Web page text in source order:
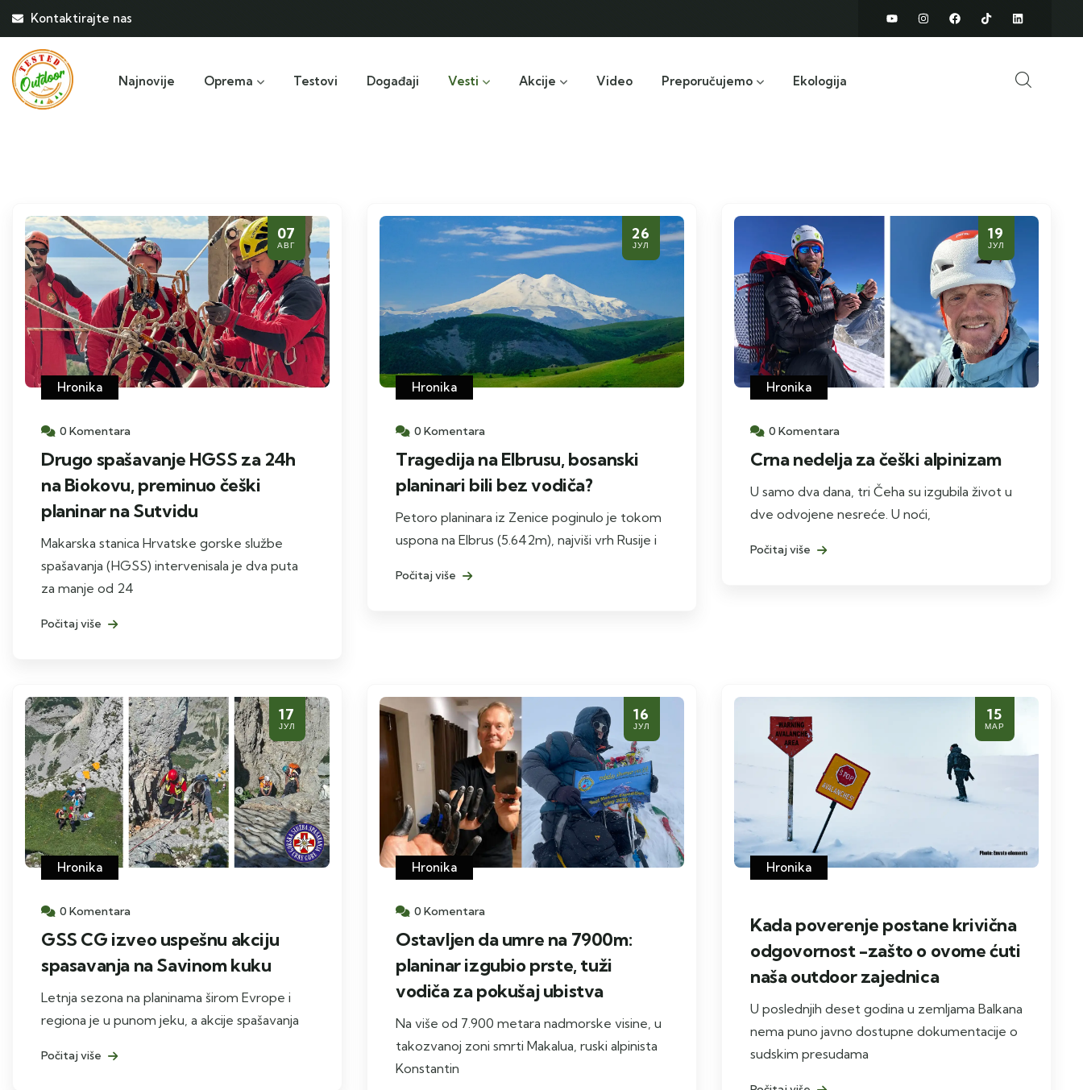
Kontaktirajte nas
Najnovije Oprema Testovi Događaji Vesti Akcije Video Preporučujemo Ekologija
07
АВГ
Hronika
0 Komentara
Drugo spašavanje HGSS za 24h
na Biokovu, preminuo češki
planinar na Sutvidu
Makarska stanica Hrvatske gorske službe
spašavanja (HGSS) intervenisala je dva puta
za manje od 24
Počitaj više
26
ЈУЛ
Hronika
0 Komentara
Tragedija na Elbrusu, bosanski
planinari bili bez vodiča?
Petoro planinara iz Zenice poginulo je tokom
uspona na Elbrus (5.642m), najviši vrh Rusije i
Počitaj više
19
ЈУЛ
Hronika
0 Komentara
Crna nedelja za češki alpinizam
U samo dva dana, tri Čeha su izgubila život u
dve odvojene nesreće. U noći,
Počitaj više
17
ЈУЛ
Hronika
0 Komentara
GSS CG izveo uspešnu akciju
spasavanja na Savinom kuku
Letnja sezona na planinama širom Evrope i
regiona je u punom jeku, a akcije spašavanja
Počitaj više
16
ЈУЛ
Hronika
0 Komentara
Ostavljen da umre na 7900m:
planinar izgubio prste, tuži
vodiča za pokušaj ubistva
Na više od 7.900 metara nadmorske visine, u
takozvanoj zoni smrti Makalua, ruski alpinista
Konstantin
15
МАР
Hronika
Kada poverenje postane krivična
odgovornost -zašto o ovome ćuti
naša outdoor zajednica
U poslednjih deset godina u zemljama Balkana
nema puno javno dostupne dokumentacije o
sudskim presudama